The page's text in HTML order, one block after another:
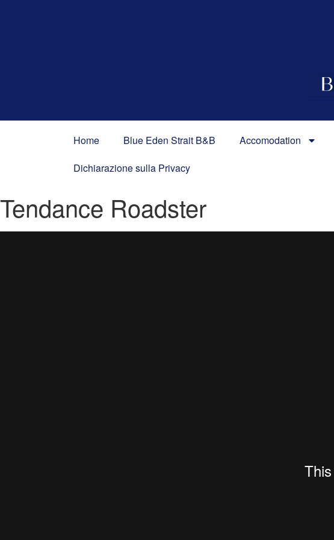
Home Blue Eden Strait B&B Accomodation
Dichiarazione sulla Privacy
Tendance Roadster